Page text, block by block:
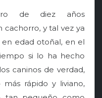
de diez años
y tal vez ya
edad otoñal, en el
si lo ha hecho
caninos de verdad,
rápido y liviano,